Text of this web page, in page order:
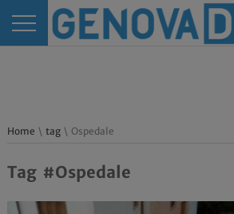
Home \ tag\ Ospedale
Tag #Ospedale